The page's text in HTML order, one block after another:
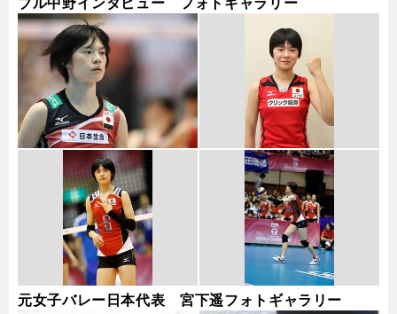
元女子バレー日本代表 宮下遥フォトギャラリー